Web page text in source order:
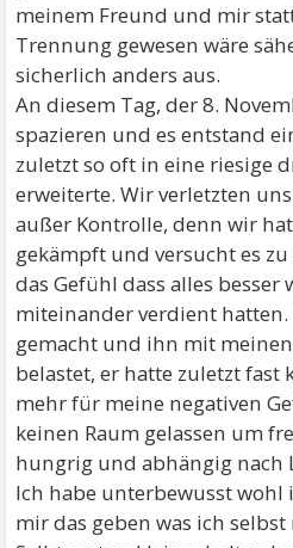
meinem Freund und mir
Trennung gewesen wäre
sicherlich anders aus.
An diesem Tag, der 8.
spazieren und es entstand
zuletzt so oft in eine riesige
erweiterte. Wir verletzten
außer Kontrolle, denn wir
gekämpft und versucht es
das Gefühl dass alles
miteinander verdient hatten.
gemacht und ihn mit
belastet, er hatte zuletzt fast
mehr für meine negativen
keinen Raum gelassen um
hungrig und abhängig nach
Ich habe unterbewusst
mir das geben was ich